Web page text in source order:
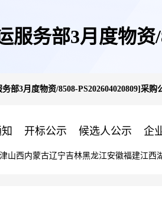
务部3月度物资/
部3月度物资/8508-PS202604020809]采购
开标公示 候选人公示 企
山西内蒙古辽宁吉林黑龙江安徽福建江西